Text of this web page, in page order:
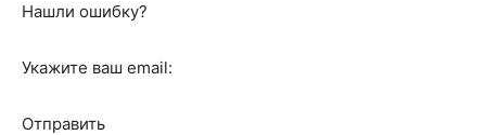
Нашли ошибку?
Укажите ваш email:
Отправить